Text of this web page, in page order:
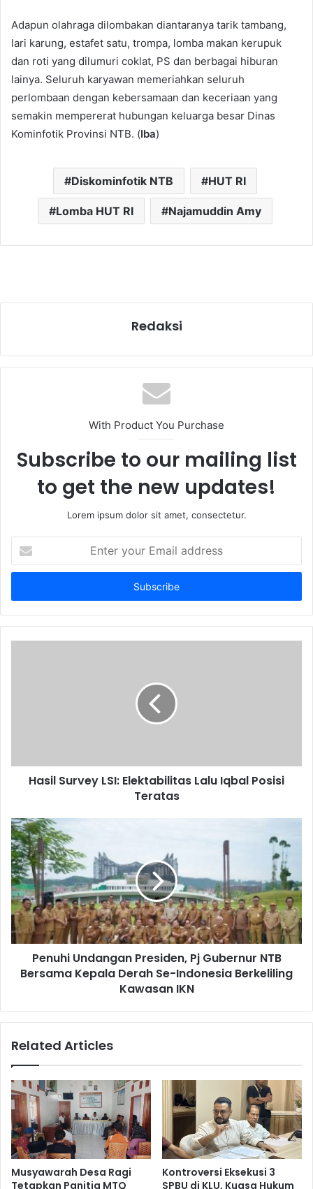
Adapun olahraga dilombakan diantaranya tarik tambang,
lari karung, estafet satu, trompa, lomba makan kerupuk
dan roti yang dilumuri coklat, PS dan berbagai hiburan
lainya. Seluruh karyawan memeriahkan seluruh
perlombaan dengan kebersamaan dan keceriaan yang
semakin mempererat hubungan keluarga besar Dinas
Kominfotik Provinsi NTB. (Iba)
Diskominfotik NTB HUT RI
Lomba HUT RI Najamuddin Amy
Redaksi
With Product You Purchase
Subscribe to our mailing list
to get the new updates!
Lorem ipsum dolor sit amet, consectetur.
your
Email
Hasil Survey LSI: Elektabilitas Lalu Iqbal Posisi
Teratas
Penuhi Undangan Presiden, Pj Gubernur NTB
Bersama Kepala Derah Se-Indonesia Berkeliling
Kawasan IKN
Related Articles
Musyawarah Desa Ragi
Tetapkan Panitia MTQ
Kontroversi Eksekusi 3
SPBU di KLU, Kuasa Hukum